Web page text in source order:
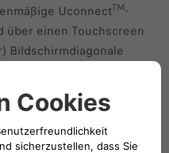
UconnectTM-
über einen Touchscreen
Bildschirmdiagonale
Licht- und